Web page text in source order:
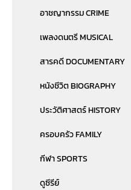
อาชญากรรม CRIME
เพลงดนตรี MUSICAL
สารคดี DOCUMENTARY
หนังชีวิต BIOGRAPHY
ประวัติศาสตร์ HISTORY
ครอบครัว FAMILY
กีฬา SPORTS
ดูซีรีย์